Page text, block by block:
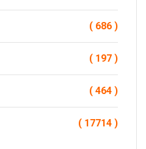
( 686 )
( 197 )
( 464 )
( 17714 )